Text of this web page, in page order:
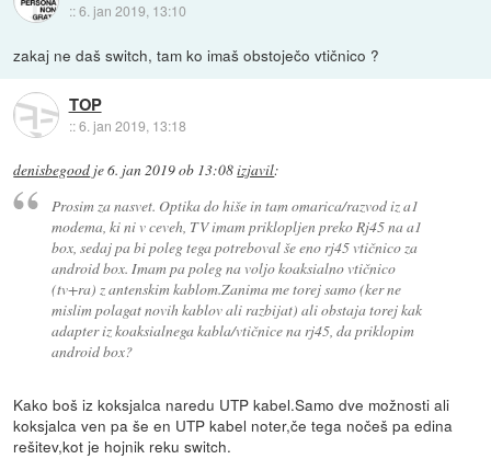
::6. jan 2019, 13:10
zakaj ne daš switch, tam ko imaš obstoječo vtičnico ?
TOP
::6. jan 2019, 13:18
denisbegood je6. jan 2019 ob 13:08izjavil:
Prosim za nasvet. Optika do hiše in tam omarica/razvod iz a1
modema, ki ni v ceveh, TV imam priklopljen preko Rj45 na a1
box, sedaj pa bi poleg tega potreboval še eno rj45 vtičnico za
android box. Imam pa poleg na voljo koaksialno vtičnico
(tv+ra) z antenskim kablom.Zanima me torej samo (ker ne
mislim polagat novih kablov ali razbijat) ali obstaja torej kak
adapter iz koaksialnega kabla/vtičnice na rj45, da priklopim
android box?
Kako boš iz koksjalca naredu UTP kabel.Samo dve možnosti ali
koksjalca ven pa še en UTP kabel noter,če tega nočeš pa edina
rešitev,kot je hojnik reku switch.